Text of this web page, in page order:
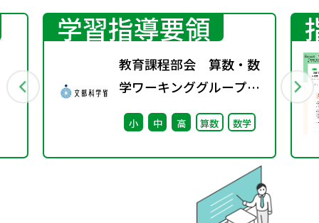
学習指導要領
教育課程部会 算数・数
学ワーキンググループ
（第9回） 配付資料
小 中 高 算数 数学